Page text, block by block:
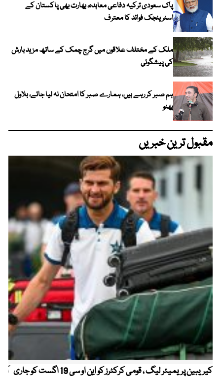
پاک سعودی ترکیہ دفاعی معاہدہ، بھارت بھی پاکستان کے
اسٹریٹجک فوائد کا معترف
ملک کے مختلف علاقوں میں گرج چمک کے ساتھ مزید بارش
کی پیشگوئی
ہم صبر کر رہے ہیں، ہمارے صبر کا امتحان نہ لیا جائے، بلاول
بھٹو
مقبول ترین خبریں
کیریبین پریمیئر لیگ ، قومی کرکٹرز کو این او سی 19 اگست کو جاری